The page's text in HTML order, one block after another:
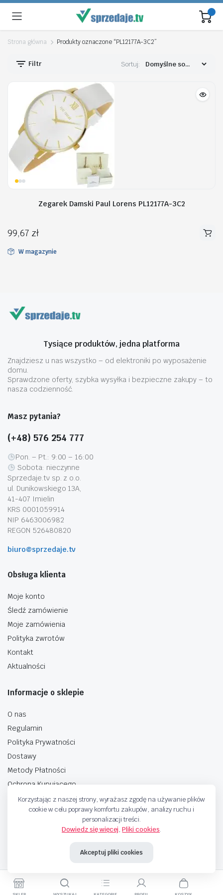
Strona główna Produkty oznaczone “PL12177A-3C2”
Filtr Sortuj:
Zegarek Damski Paul Lorens PL12177A-3C2
99,67 zł
W magazynie
Tysiące produktów, jedna platforma
Znajdziesz u nas wszystko – od elektroniki po wyposażenie
domu.
Sprawdzone oferty, szybka wysyłka i bezpieczne zakupy – to
nasza codzienność.
Masz pytania?
(+48) 576 254 777
Pon. – Pt.: 9:00 – 16:00
Sobota: nieczynne
Sprzedaje.tv sp. z o.o.
ul. Dunikowskiego 13A,
41-407 Imielin
KRS 0001059914
NIP 6463006982
REGON 526480820
biuro@sprzedaje.tv
Obsługa klienta
Moje konto
Śledź zamówienie
Moje zamówienia
Polityka zwrotów
Kontakt
Aktualności
Informacje o sklepie
O nas
Regulamin
Polityka Prywatności
Dostawy
Metody Płatności
Ochrona Kupującego
Metody Płatnosci
Korzystając z naszej strony, wyrażasz zgodę na używanie plików
cookie w celu poprawy komfortu zakupów, analizy ruchu i
personalizacji treści.
Dowiedz się więcej,Pliki cookies.
Akceptuj pliki cookies